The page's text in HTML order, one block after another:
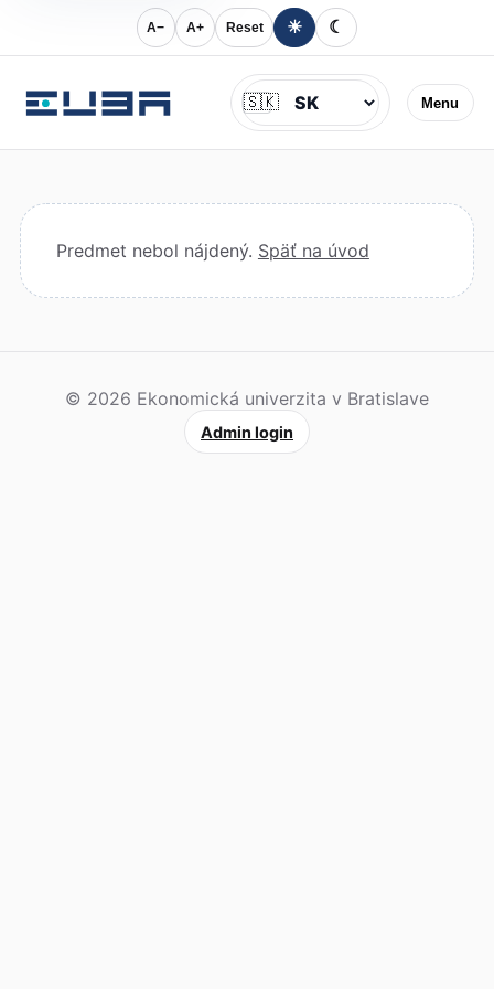
A− A+ Reset ☀ ☾
Menu
Jazyk
🇸🇰
Predmet nebol nájdený. Späť na úvod
© 2026 Ekonomická univerzita v Bratislave
Admin login